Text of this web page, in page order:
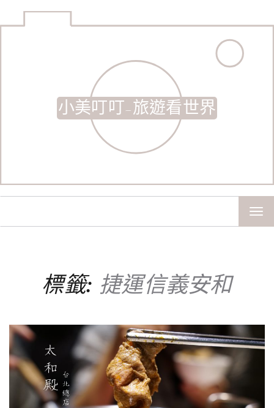
小美叮叮-旅遊看世界
標籤: 捷運信義安和